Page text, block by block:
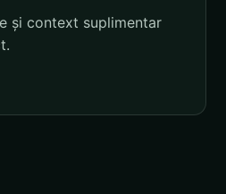
și context suplimentar